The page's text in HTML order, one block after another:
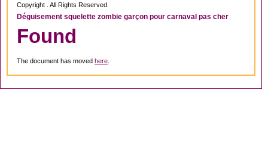
Copyright . All Rights Reserved.
Déguisement squelette zombie garçon pour carnaval pas cher
Found
The document has moved here